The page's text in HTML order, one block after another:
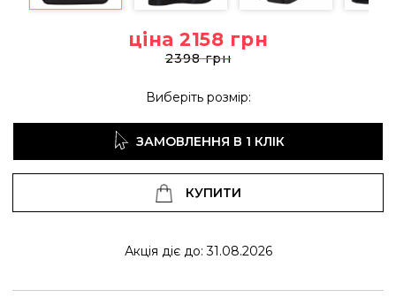
ціна 2158 грн
2398 грн
Виберіть розмір:
ЗАМОВЛЕННЯ В 1 КЛІК
КУПИТИ
Акція діє до: 31.08.2026